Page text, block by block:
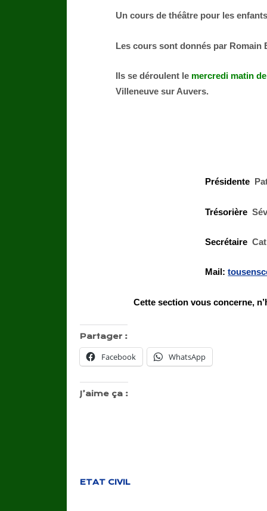
Un cours de théâtre pour les
Les cours sont donnés par Romain
Ils se déroulent le mercredi matin
Villeneuve sur Auvers.
Présidente
Trésorière
Secrétaire
Mail:
Cette section vous concerne,
Partager :
Facebook WhatsApp
J’aime ça :
ETAT CIVIL